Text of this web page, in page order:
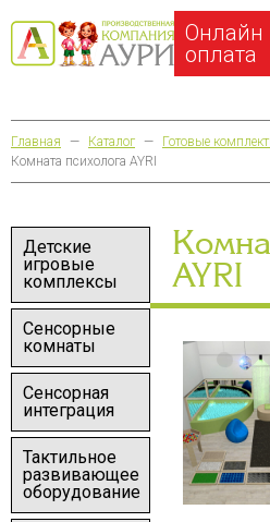
Онлайн
оплата
Главная — Каталог — Готовые
Комната психолога AYRI
Детские
игровые
комплексы
Сенсорные
комнаты
Сенсорная
интеграция
Тактильное
развивающее
оборудование
AYRI